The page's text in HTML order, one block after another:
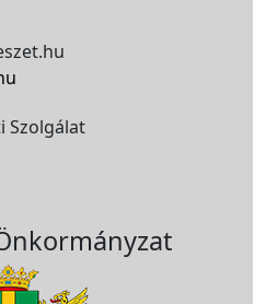
Szolgálat